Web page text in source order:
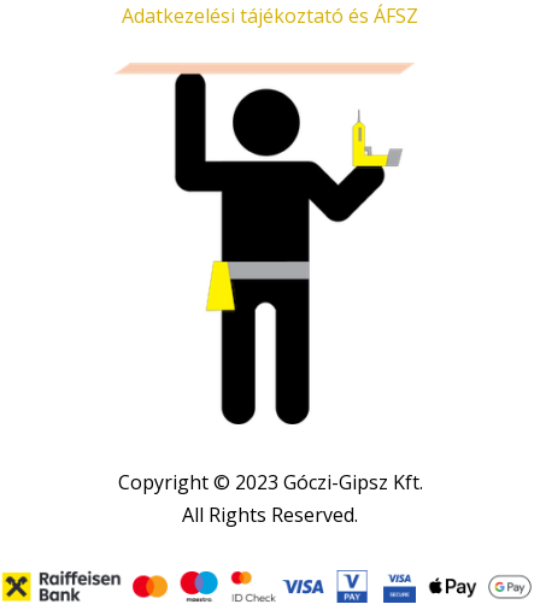
Adatkezelési tájékoztató és ÁFSZ
Copyright © 2023 Góczi-Gipsz Kft.
All Rights Reserved.